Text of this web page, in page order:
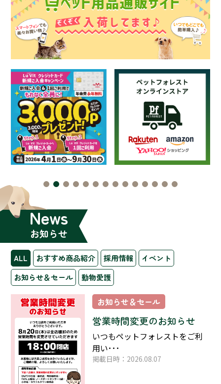
News
お知らせ
ALL おすすめ商品紹介 採用情報
イベント
お知らせ＆セール
動物愛護
お知らせ＆セール
営業時間変更のお知らせ
いつもペットフォレストをご利
用い･･･
掲載日時：2026.08.07